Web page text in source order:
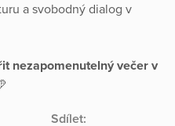
a svobodný dialog v
nezapomenutelný večer v
Sdílet: